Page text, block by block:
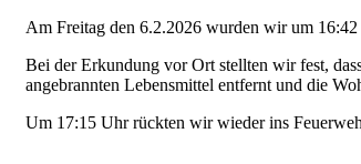
Am Freitag den 6.2.2026 wurden wir um
Bei der Erkundung vor Ort stellten wir fest,
angebrannten Lebensmittel entfernt und die
Um 17:15 Uhr rückten wir wieder ins